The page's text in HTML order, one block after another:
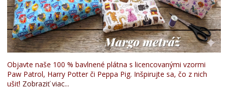
Objavte naše 100 % bavlnené plátna s licencovanými vzormi
Paw Patrol, Harry Potter či Peppa Pig. Inšpirujte sa, čo z nich
ušiť! Zobraziť viac...